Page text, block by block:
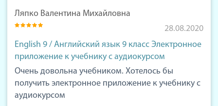
Ляпко Валентина Михайловна
28.08.2020
English 9 / Английский язык 9 класс Электронное
приложение к учебнику с аудиокурсом
Очень довольна учебником. Хотелось бы
получить электронное приложение к учебнику с
аудиокурсом